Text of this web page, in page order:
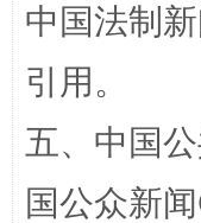
中国法制
引用。
五、中国
国公众新